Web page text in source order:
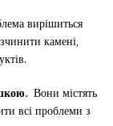
вирішиться
камені,
Вони містять
всі проблеми з